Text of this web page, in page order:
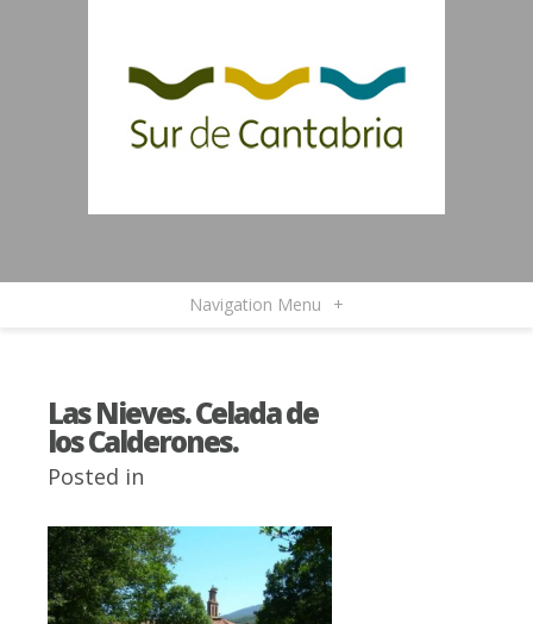
Navigation Menu +
Las Nieves. Celada de
los Calderones.
Posted in